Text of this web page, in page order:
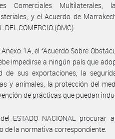
Comerciales Multilaterales,
y el Acuerdo de
COMERCIO (OMC).
1A, el “Acuerdo Sobre
impedirse a ningún país que
de sus exportaciones, la
y animales, la protección del
de prácticas que puedan
ESTADO NACIONAL procurar
de la normativa correspondiente.